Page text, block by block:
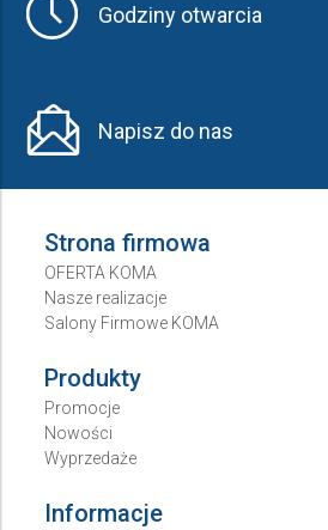
Godziny otwarcia
Napisz do nas
Strona firmowa
OFERTA KOMA
Nasze realizacje
Salony Firmowe KOMA
Produkty
Promocje
Nowości
Wyprzedaże
Informacje